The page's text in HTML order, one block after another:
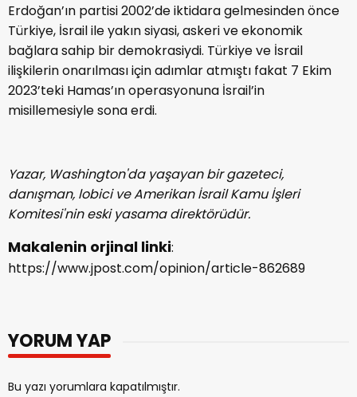
Erdoğan’ın partisi 2002’de iktidara gelmesinden önce
Türkiye, İsrail ile yakın siyasi, askeri ve ekonomik
bağlara sahip bir demokrasiydi. Türkiye ve İsrail
ilişkilerin onarılması için adımlar atmıştı fakat 7 Ekim
2023’teki Hamas’ın operasyonuna İsrail’in
misillemesiyle sona erdi.
Yazar, Washington'da yaşayan bir gazeteci,
danışman, lobici ve Amerikan İsrail Kamu İşleri
Komitesi'nin eski yasama direktörüdür.
Makalenin orjinal linki:
https://www.jpost.com/opinion/article-862689
YORUM YAP
Bu yazı yorumlara kapatılmıştır.